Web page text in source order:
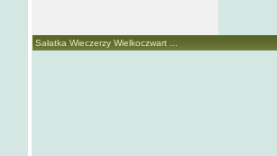
Sałatka Wieczerzy Wielkoczwart ...